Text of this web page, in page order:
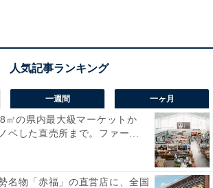
催記者発表会に登場した、山下公園通り会の原信造
CEOの高橋優斗さん（右）
では、実行委員長を務める山下公園通
さんが次のようにあいさつしました。
を目指し毎年、進化を続けていま
来てもらおうと、今年は横浜バニラ
一週間 一ヶ月
㎡の県内最大級マーケットか
ベした直売所まで。ファー...
名物「赤福」の直営店に、全国